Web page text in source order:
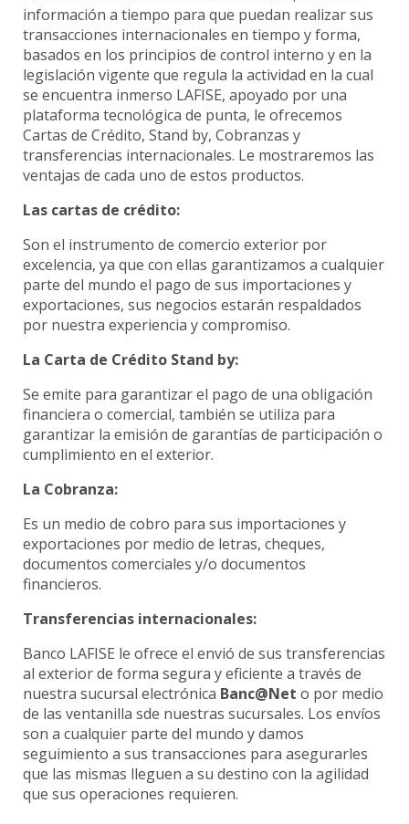
Canales Alternos
LAFISE Digital
Envío Veloz
ServiRED
Transferencias SINPE
Chatbot Lia
Virtual Banking
LafiseID
Asistencias
Autoexpedible de Vida y Gastos Funerarios
Plan de Protección contra Robo y Fraude
Tarjetas
Tarjetas de crédito
Tarjetas débito
Contratos y Reglamentos
Canje de Millas
Costos y Tarifarios
Promociones
Mi Salario LAFISE
LAFISE Connect
Inversion
Open Banking
Mi Salario LAFISE
Comercios Afiliados
Préstamo Auto
Préstamos Hipotecarios
Tarjeta de Crédito
Tarjeta Infinite Visa
información a tiempo para que puedan realizar sus
transacciones internacionales en tiempo y forma,
basados en los principios de control interno y en la
legislación vigente que regula la actividad en la cual
se encuentra inmerso LAFISE, apoyado por una
plataforma tecnológica de punta, le ofrecemos
Cartas de Crédito, Stand by, Cobranzas y
transferencias internacionales. Le mostraremos las
ventajas de cada uno de estos productos.
Las cartas de crédito:
Son el instrumento de comercio exterior por
excelencia, ya que con ellas garantizamos a cualquier
parte del mundo el pago de sus importaciones y
exportaciones, sus negocios estarán respaldados
por nuestra experiencia y compromiso.
La Carta de Crédito Stand by:
Se emite para garantizar el pago de una obligación
financiera o comercial, también se utiliza para
garantizar la emisión de garantías de participación o
cumplimiento en el exterior.
La Cobranza:
Es un medio de cobro para sus importaciones y
exportaciones por medio de letras, cheques,
documentos comerciales y/o documentos
financieros.
Transferencias internacionales:
Banco LAFISE le ofrece el envió de sus transferencias
al exterior de forma segura y eficiente a través de
nuestra sucursal electrónica Banc@Net o por medio
de las ventanilla sde nuestras sucursales. Los envíos
son a cualquier parte del mundo y damos
seguimiento a sus transacciones para asegurarles
que las mismas lleguen a su destino con la agilidad
que sus operaciones requieren.